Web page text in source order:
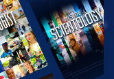
VERKEN DE
SERIE